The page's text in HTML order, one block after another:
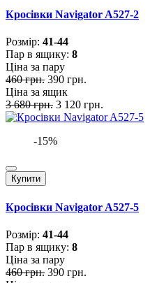
Кросівки Navigator A527-2
Розмiр: 41-44
Пар в ящику: 8
Ціна за пару
460 грн. 390 грн.
Ціна за ящик
3 680 грн. 3 120 грн.
-15%
Купити
Кросівки Navigator A527-5
Розмiр: 41-44
Пар в ящику: 8
Ціна за пару
460 грн. 390 грн.